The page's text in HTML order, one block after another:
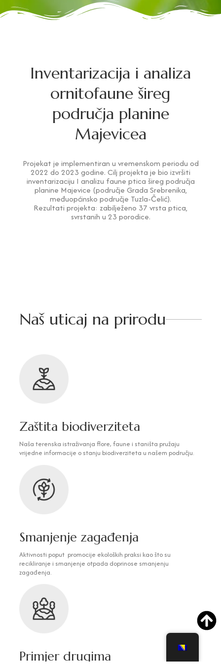
Inventarizacija i analiza
ornitofaune šireg
područja planine
Majevicea
Projekat je implementiran u vremenskom periodu od
2022 do 2023 godine. Cilj projekta je bio izvršiti
inventarizaciju I analizu faune ptica šireg područja
planine Majevice (područje Grada Srebrenika,
međuopćinsko područje Tuzla-Čelić).
Rezultati projekta: zabilježeno 37 vrsta ptica,
svrstanih u 23 porodice.
Naš uticaj na prirodu
Zaštita biodiverziteta
Naša terenska istraživanja flore, faune i staništa pružaju
vrijedne informacije o stanju biodiverziteta u našem području.
Smanjenje zagađenja
Aktivnosti poput promocije ekoloških praksi kao što su
recikliranje i smanjenje otpada doprinose smanjenju
zagađenja.
Primjer drugima